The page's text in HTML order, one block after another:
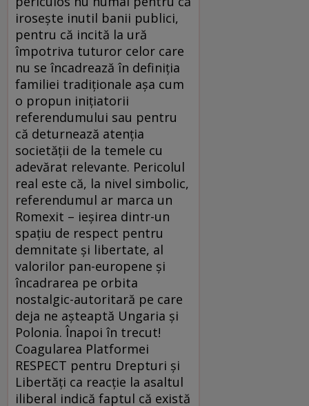
irosește inutil banii publici,
pentru că incită la ură
împotriva tuturor celor care
nu se încadrează în definiția
familiei tradiționale așa cum
o propun inițiatorii
referendumului sau pentru
că deturnează atenția
societății de la temele cu
adevărat relevante. Pericolul
real este că, la nivel simbolic,
referendumul ar marca un
Romexit – ieșirea dintr-un
spațiu de respect pentru
demnitate și libertate, al
valorilor pan-europene și
încadrarea pe orbita
nostalgic-autoritară pe care
deja ne așteaptă Ungaria și
Polonia. Înapoi în trecut!
Coagularea Platformei
RESPECT pentru Drepturi și
Libertăți ca reacție la asaltul
iliberal indică faptul că există